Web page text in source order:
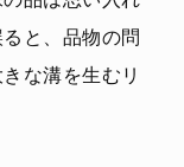
と、品物の問
な溝を生むリ